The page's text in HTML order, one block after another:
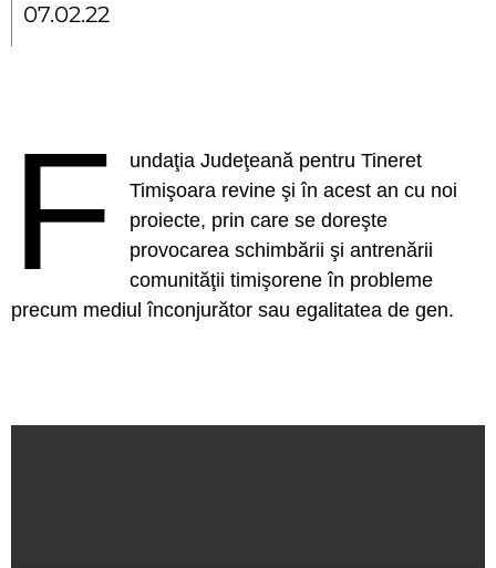
07.02.22
F
undaţia Judeţeană pentru Tineret
Timişoara revine şi în acest an cu noi
proiecte, prin care se doreşte
provocarea schimbării şi antrenării
comunităţii timişorene în probleme
precum mediul înconjurător sau egalitatea de gen.